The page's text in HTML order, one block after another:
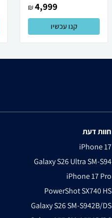
4,999
₪
קנו עכשיו
חוות דעת
iPhone 17
Galaxy S26 Ultra SM-S94
iPhone 17 Pro
PowerShot SX740 HS
Galaxy S26 SM-S942B/DS